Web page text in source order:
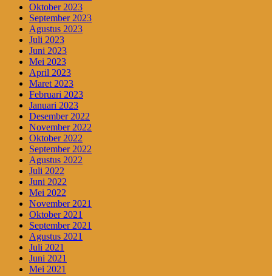
Oktober 2023
September 2023
Agustus 2023
Juli 2023
Juni 2023
Mei 2023
April 2023
Maret 2023
Februari 2023
Januari 2023
Desember 2022
November 2022
Oktober 2022
September 2022
Agustus 2022
Juli 2022
Juni 2022
Mei 2022
November 2021
Oktober 2021
September 2021
Agustus 2021
Juli 2021
Juni 2021
Mei 2021